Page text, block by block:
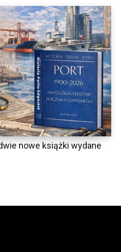
nowe książki wydane